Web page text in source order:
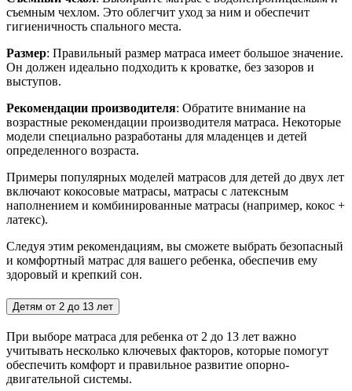
съемным чехлом. Это облегчит уход за ним и обеспечит
гигиеничность спального места.
Размер: Правильный размер матраса имеет большое значение.
Он должен идеально подходить к кроватке, без зазоров и
выступов.
Рекомендации производителя: Обратите внимание на
возрастные рекомендации производителя матраса. Некоторые
модели специально разработаны для младенцев и детей
определенного возраста.
Примеры популярных моделей матрасов для детей до двух лет
включают кокосовые матрасы, матрасы с латексным
наполнением и комбинированные матрасы (например, кокос +
латекс).
Следуя этим рекомендациям, вы сможете выбрать безопасный
и комфортный матрас для вашего ребенка, обеспечив ему
здоровый и крепкий сон.
Детям от 2 до 13 лет
При выборе матраса для ребенка от 2 до 13 лет важно
учитывать несколько ключевых факторов, которые помогут
обеспечить комфорт и правильное развитие опорно-
двигательной системы.